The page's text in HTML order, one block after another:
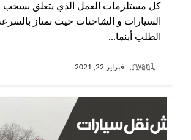
كل مستلزمات العمل الذي يتعلق بسحب
السيارات و الشاحنات حيث نمتاز
الطلب أينما…
rwan1 فبراير 22, 2021